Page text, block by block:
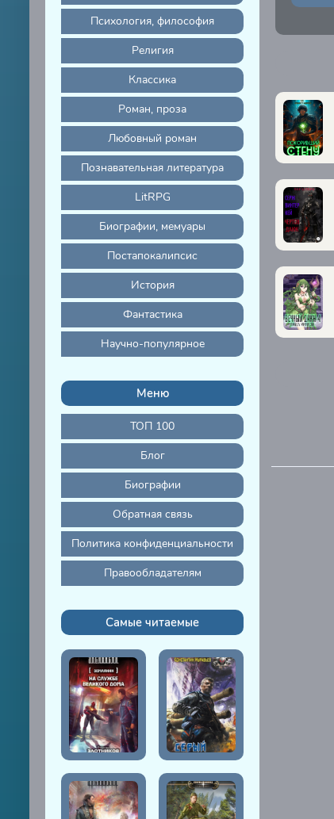
Психология, философия
Религия
Классика
Роман, проза
Любовный роман
Познавательная литература
LitRPG
Биографии, мемуары
Постапокалипсис
История
Фантастика
Научно-популярное
Меню
ТОП 100
Блог
Биографии
Обратная связь
Политика конфиденциальности
Правообладателям
Самые читаемые
19
20
21
22
23
24
26
27
28